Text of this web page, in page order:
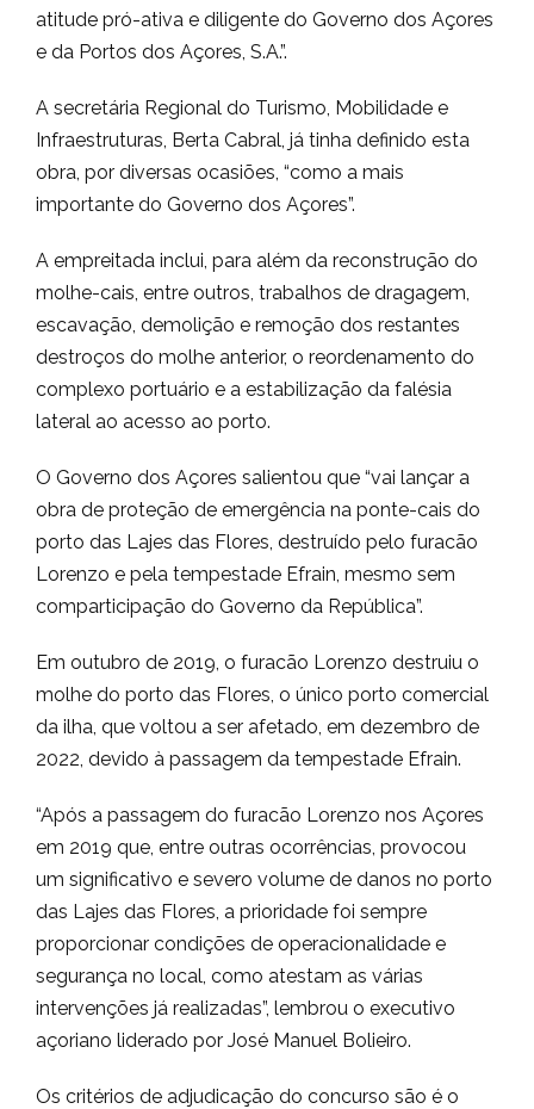
atitude pró-ativa e diligente do Governo dos Açores
e da Portos dos Açores, S.A.”.
A secretária Regional do Turismo, Mobilidade e
Infraestruturas, Berta Cabral, já tinha definido esta
obra, por diversas ocasiões, “como a mais
importante do Governo dos Açores”.
A empreitada inclui, para além da reconstrução do
molhe-cais, entre outros, trabalhos de dragagem,
escavação, demolição e remoção dos restantes
destroços do molhe anterior, o reordenamento do
complexo portuário e a estabilização da falésia
lateral ao acesso ao porto.
O Governo dos Açores salientou que “vai lançar a
obra de proteção de emergência na ponte-cais do
porto das Lajes das Flores, destruído pelo furacão
Lorenzo e pela tempestade Efrain, mesmo sem
comparticipação do Governo da República”.
Em outubro de 2019, o furacão Lorenzo destruiu o
molhe do porto das Flores, o único porto comercial
da ilha, que voltou a ser afetado, em dezembro de
2022, devido à passagem da tempestade Efrain.
“Após a passagem do furacão Lorenzo nos Açores
em 2019 que, entre outras ocorrências, provocou
um significativo e severo volume de danos no porto
das Lajes das Flores, a prioridade foi sempre
proporcionar condições de operacionalidade e
segurança no local, como atestam as várias
intervenções já realizadas”, lembrou o executivo
açoriano liderado por José Manuel Bolieiro.
Os critérios de adjudicação do concurso são é o